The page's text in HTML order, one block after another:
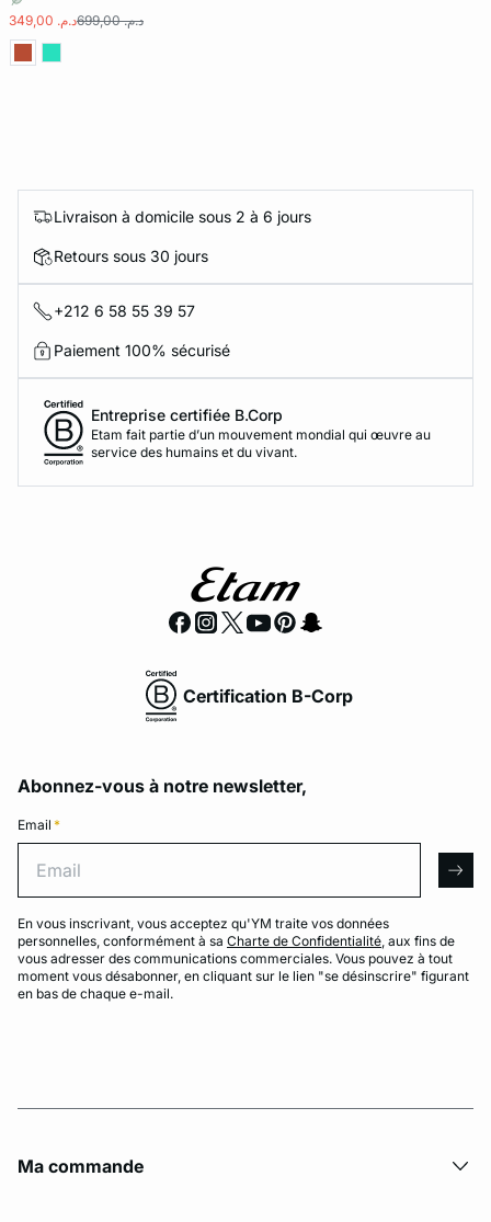
د.م. 349,00 د.م. 699,00
Livraison à domicile sous 2 à 6 jours
Retours sous 30 jours
+212 6 58 55 39 57
Paiement 100% sécurisé
Entreprise certifiée B.Corp
Etam fait partie d’un mouvement mondial qui œuvre au
service des humains et du vivant.
Certification B-Corp
Abonnez-vous à notre newsletter,
Email *
En vous inscrivant, vous acceptez qu'YM traite vos données
personnelles, conformément à sa Charte de Confidentialité, aux fins de
vous adresser des communications commerciales. Vous pouvez à tout
moment vous désabonner, en cliquant sur le lien "se désinscrire" figurant
en bas de chaque e-mail.
Ma commande